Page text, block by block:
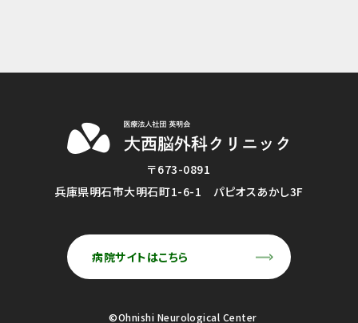
〒673-0891
兵庫県明石市大明石町1-6-1 パピオスあかし3F
病院サイトはこちら
©Ohnishi Neurological Center